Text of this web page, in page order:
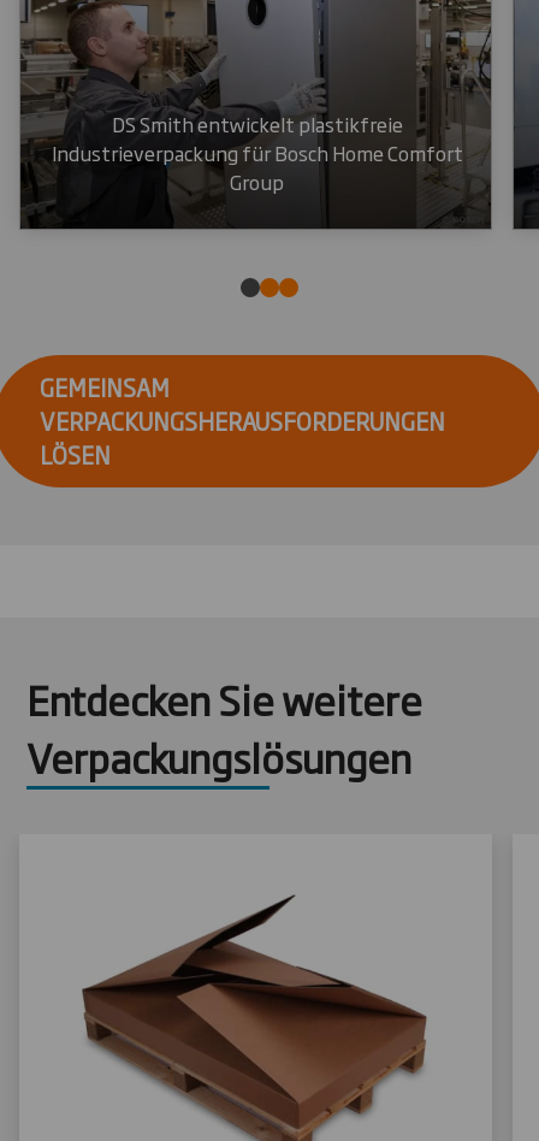
DS Smith entwickelt plastikfreie
Industrieverpackung für Bosch Home Comfort
Group
GEMEINSAM
VERPACKUNGSHERAUSFORDERUNGEN
LÖSEN
Entdecken Sie weitere
Verpackungslösungen